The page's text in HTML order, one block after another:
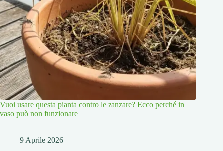
Vuoi usare questa pianta contro le zanzare? Ecco perché in
vaso può non funzionare
9 Aprile 2026